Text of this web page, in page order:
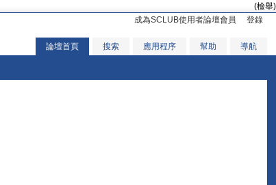
(檢舉)
成為SCLUB使用者論壇會員
登錄
論壇首頁 搜索 應用程序 幫助 導航